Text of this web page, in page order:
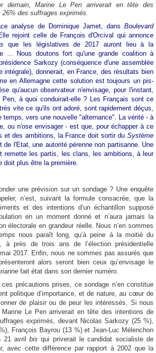
demain, Marine Le Pen arriverait en tête des
des suffrages exprimés.
analyse de Dominique Jamet, dans Boulevard
rejoint celle de François d'Orcival qui annonce
que les législatives de 2017 auront lieu à la
... Nous doutons fort qu'une grande coalition à
Sarkozy (conséquence d'une assemblée
intégrale), donnerait, en France, des résultats bien
en Allemagne cette solution est toujours un pis-
qu'aucun observateur n'envisage, pour l'instant,
Pen, à quoi conduirait-elle ? Les Français sont ce
vite ce qu'ils ont adoré, sont rapidement déçus,
temps, vers une nouvelle "alternance". La vérité - à
ou n'ose envisager - est que, pour échapper à ce
et des ambitions, la France doit sortir du Système
de l'Etat, une autorité pérenne non partisanne. Une
remette les partis, les clans, les ambitions, à leur
doit plus être la première.
une prévision sur un sondage ? Une enquête
n’est, suivant la formule consacrée, que la
et des intentions d’un échantillon supposé
en un moment donné et n’aura jamais la
électorale en grandeur réelle. Nous n’en sommes
nous paraît long, qu’à peine à la moitié du
à près de trois ans de l’élection présidentielle
2017. Enfin, nous ne sommes pas assurés que
alors seront bien ceux qu’envisage le
fait état dans son dernier numéro.
précautions prises, ce sondage n’en constitue
politique d’importance, et de nature, au cœur de
de plaisir ou de peur les intéressés. Si nous
Le Pen arriverait en tête des intentions de
exprimés, devant Nicolas Sarkozy (25 %),
François Bayrou (13 %) et Jean-Luc Mélenchon
21 avrilbis qui priverait le candidat socialiste de
avec cette différence par rapport à 2002 que la